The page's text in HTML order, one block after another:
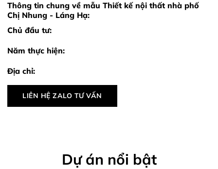
Thông tin chung về mẫu Thiết kế nội thất nhà phố
Chị Nhung - Láng Hạ:
Chủ đầu tư:
Năm thực hiện:
Địa chỉ:
LIÊN HỆ ZALO TƯ VẤN
Dự án nổi bật